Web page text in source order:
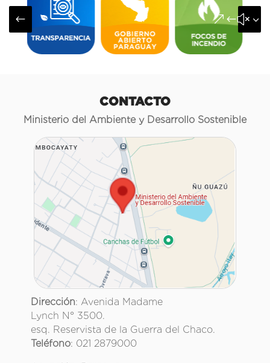
#
CONTACTO
Ministerio del Ambiente y Desarrollo Sostenible
Dirección: Avenida Madame
Lynch N° 3500.
esq. Reservista de la Guerra del Chaco.
Teléfono: 021 2879000